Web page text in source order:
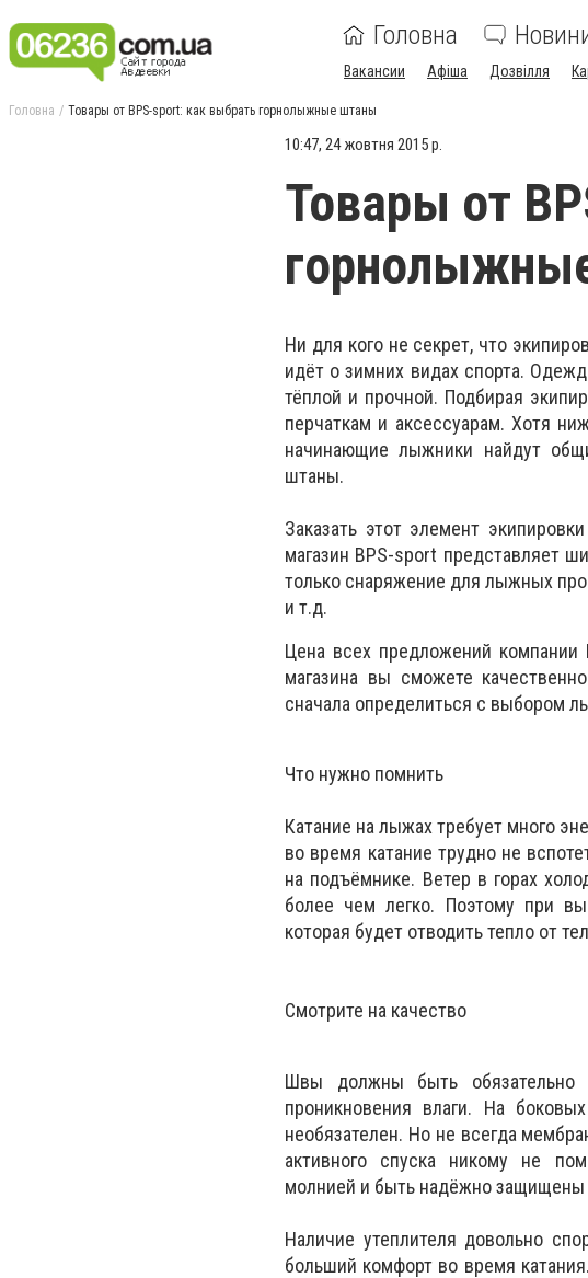
Головна
Вакансии Афіша Дозвілля
Головна Товары от BPS-sport: как выбрать горнолыжные штаны
10:47, 24 жовтня 2015 р.
Товары от
Ни для кого не секрет, что
идёт о зимних видах спорта.
тёплой и прочной. Подбирая
перчаткам и аксессуарам. Хотя
начинающие лыжники найдут
штаны.
Заказать этот элемент
магазин BPS-sport представляет
только снаряжение для лыжных
и т.д.
Цена всех предложений
магазина вы сможете
сначала определиться с выбором
Что нужно помнить
Катание на лыжах требует много
во время катание трудно не
на подъёмнике. Ветер в горах
более чем легко. Поэтому при
которая будет отводить тепло от
Смотрите на качество
Швы должны быть обязательно
проникновения влаги. На
необязателен. Но не всегда
активного спуска никому не
молнией и быть надёжно защищены
Наличие утеплителя довольно
больший комфорт во время